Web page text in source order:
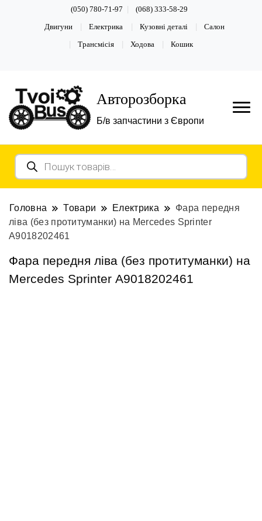
(050) 780-71-97 (068) 333-58-29
Двигуни Електрика Кузовні деталі Салон
Трансмісія Ходова Кошик
Авторозборка
Б/в запчастини з Європи
Пошук
товарів
Головна Товари Електрика
Фара передня
ліва (без протитуманки) на Mercedes Sprinter
А9018202461
Фара передня ліва (без протитуманки) на
Mercedes Sprinter А9018202461